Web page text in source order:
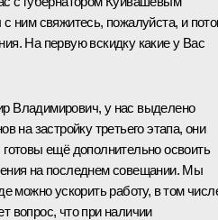
ним свяжитесь, пожалуйста, и
На первую вскидку какие у Вас
Владимирович, у нас выделено
на застройку третьего этапа, они
ещё дополнительно освоить
на последнем совещании. Мы
можно ускорить работу, в том
вопрос, что при наличии